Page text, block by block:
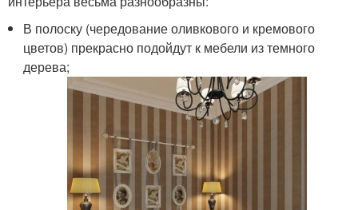
В полоску (чередование оливкового и кремового
цветов) прекрасно подойдут к мебели из темного
дерева;